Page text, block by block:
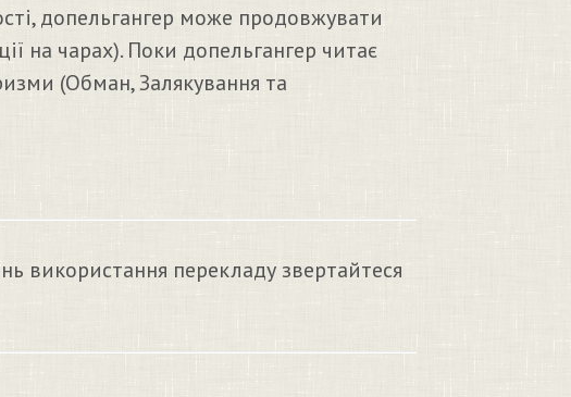
допельгангер може продовжувати
на чарах). Поки допельгангер читає
(Обман, Залякування та
використання перекладу звертайтеся